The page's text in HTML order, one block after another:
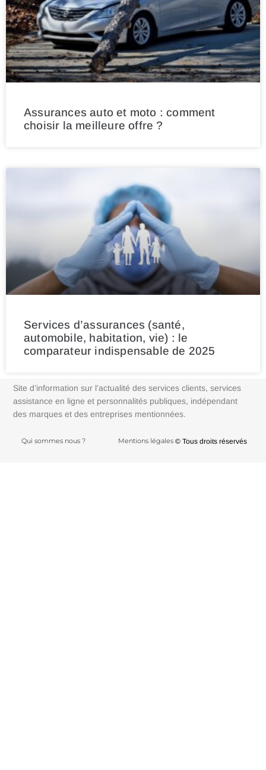
Assurances auto et moto : comment
choisir la meilleure offre ?
Services d’assurances (santé,
automobile, habitation, vie) : le
comparateur indispensable de 2025
Site d’information sur l’actualité des services clients, services
assistance en ligne et personnalités publiques, indépendant
des marques et des entreprises mentionnées.
Qui sommes nous ? Mentions légales © Tous droits réservés